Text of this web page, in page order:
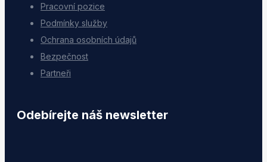
Pracovní pozice
Podmínky služby
Ochrana osobních údajů
Bezpečnost
Partneři
Odebírejte náš newsletter